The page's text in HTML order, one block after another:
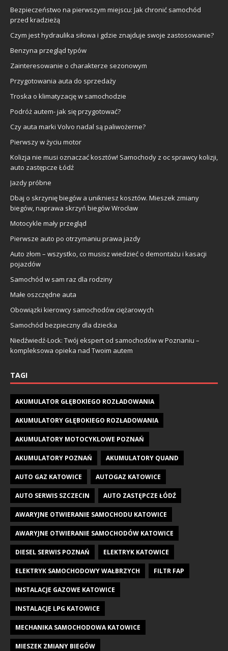
Bezpieczeństwo na pierwszym miejscu: Jak chronić samochód
przed kradzieżą
Czym jest hydraulika siłowa i gdzie znajduje swoje zastosowanie?
Benzyna przegląd typów
Zainteresowanie o charakterze sezonowym
Przygotowania auta do sprzedaży
Troska o klimatyzację w samochodzie
Podróż autem- jak się przygotować?
Czy auta marki Volvo nadal są paliwożerne?
Pierwszy w życiu motor
Kolizja nie musi oznaczać kosztów! Samochody z oc sprawcy kolizji,
auto zastępcze Łódź
Jazdy próbne
Dbaj o skrzynię biegów a unikniesz kosztów. Mieszek zmiany
biegów, naprawa skrzyń biegów Wrocław
Motocykle mały przegląd
Pierwsze auto po otrzymaniu prawa jazdy
Auto złom – wszystko, co musisz wiedzieć o demontażu i kasacji
pojazdów
Samochód w sam raz dla rodziny
Małe oszczędne auta
Obowiązki kierowcy samochodów ciężarowych
Samochód bezpieczny dla dziecka
Niedźwiedź-Lock: Twój ekspert od samochodów w Poznaniu –
kompleksowa opieka nad Twoim autem
TAGI
AKUMULATOR GŁĘBOKIEGO ROZŁADOWANIA
AKUMULATORY GŁĘBOKIEGO ROZŁADOWANIA
AKUMULATORY MOTOCYKLOWE POZNAŃ
AKUMULATORY POZNAŃ AKUMULATORY QUAND
AUTO GAZ KATOWICE AUTOGAZ KATOWICE
AUTO SERWIS SZCZECIN AUTO ZASTĘPCZE ŁÓDŹ
AWARYJNE OTWIERANIE SAMOCHODU KATOWICE
AWARYJNE OTWIERANIE SAMOCHODÓW KATOWICE
DIESEL SERWIS POZNAŃ ELEKTRYK KATOWICE
ELEKTRYK SAMOCHODOWY WAŁBRZYCH FILTR FAP
INSTALACJE GAZOWE KATOWICE
INSTALACJE LPG KATOWICE
MECHANIKA SAMOCHODOWA KATOWICE
MIESZEK ZMIANY BIEGÓW